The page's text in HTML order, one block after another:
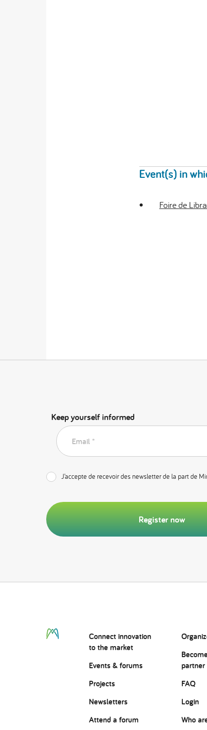
Event(s) in
Foire de
Keep yourself informed
Email *
J’accepte de recevoir des newsletter de la part de
Register now
Connectinnovation
to the market
Events & forums
Projects
Newsletters
Attend a forum
partner
FAQ
Login
Who